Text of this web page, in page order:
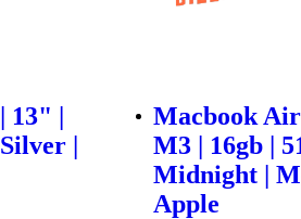
13" |
|
Macbook
M3 | 16gb |
Midnight |
Apple